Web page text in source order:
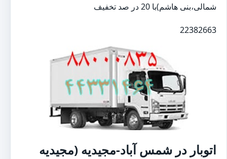
شمالی،بنی هاشم)با 20 در صد تخفیف
22382663
اتوبار در شمس آباد-مجیدیه (مجیدیه